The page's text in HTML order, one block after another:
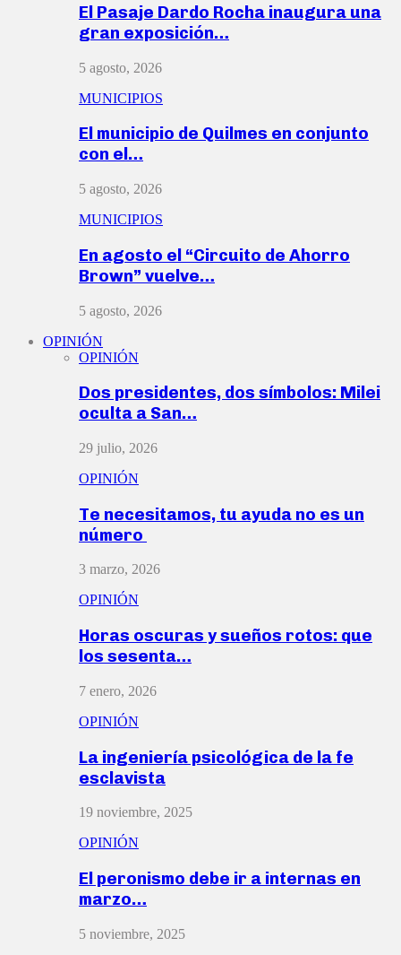
El Pasaje Dardo Rocha inaugura una
gran exposición…
5 agosto, 2026
MUNICIPIOS
El municipio de Quilmes en conjunto
con el…
5 agosto, 2026
MUNICIPIOS
En agosto el “Circuito de Ahorro
Brown” vuelve…
5 agosto, 2026
OPINIÓN
OPINIÓN
Dos presidentes, dos símbolos: Milei
oculta a San…
29 julio, 2026
OPINIÓN
Te necesitamos, tu ayuda no es un
número
3 marzo, 2026
OPINIÓN
Horas oscuras y sueños rotos: que
los sesenta…
7 enero, 2026
OPINIÓN
La ingeniería psicológica de la fe
esclavista
19 noviembre, 2025
OPINIÓN
El peronismo debe ir a internas en
marzo…
5 noviembre, 2025